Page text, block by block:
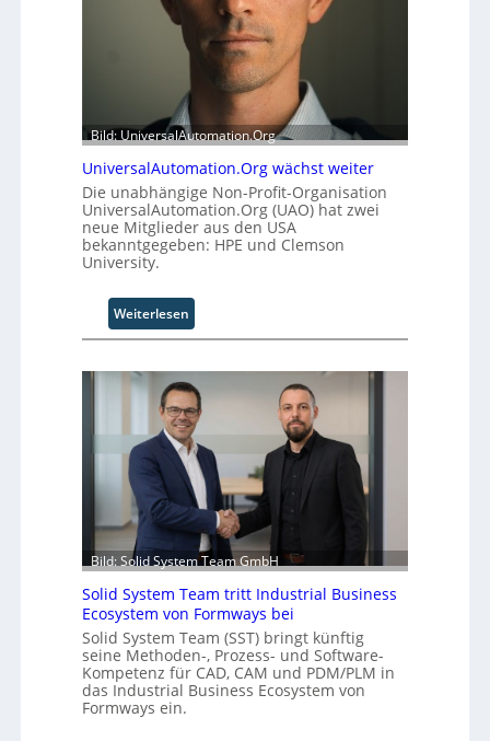
Bild: UniversalAutomation.Org
UniversalAutomation.Org wächst weiter
Die unabhängige Non-Profit-Organisation
UniversalAutomation.Org (UAO) hat zwei
neue Mitglieder aus den USA
bekanntgegeben: HPE und Clemson
University.
Weiterlesen
U
i
v
e
r
s
a
l
A
u
t
m
a
t
i
o
Bild: Solid System Team GmbH
Solid System Team tritt Industrial Business
Ecosystem von Formways bei
Solid System Team (SST) bringt künftig
seine Methoden-, Prozess- und Software-
Kompetenz für CAD, CAM und PDM/PLM in
das Industrial Business Ecosystem von
Formways ein.